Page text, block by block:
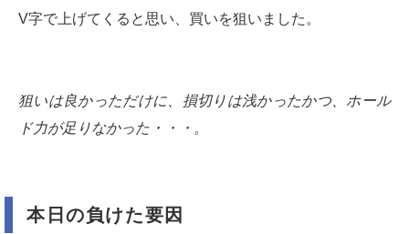
V字で上げてくると思い、買いを狙いました。
狙いは良かっただけに、損切りは浅かったかつ、ホール
ド力が足りなかった・・・。
本日の負けた要因